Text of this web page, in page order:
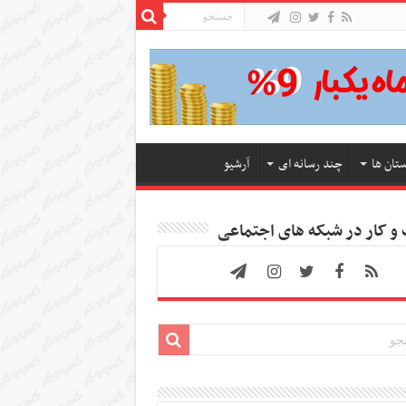
ها چند رسانه ای آرشیو
کار در شبکه های اجتماعی